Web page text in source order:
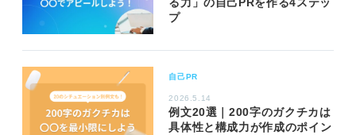
る力」の自己PRを作る4ステッ
プ
自己PR
2026.5.14
例文20選｜200字のガクチカは
具体性と構成力が作成のポイン